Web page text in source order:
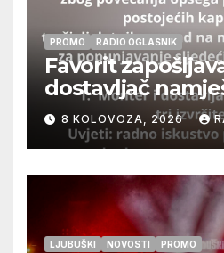
PROMO RADIO OGLASNIK
Favorit
dostavljač
izvršitelja
8 KOLOVOZA, 2026
LJUBUŠKI NOVOSTI PROMO